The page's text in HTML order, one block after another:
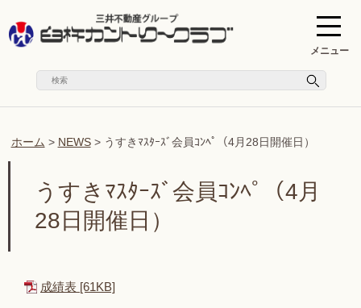
メニュー
ホーム > NEWS> うすきﾏｽﾀｰｽﾞ会員ｺﾝﾍﾟ（4月28日開催日）
うすきﾏｽﾀｰｽﾞ会員ｺﾝﾍﾟ（4月
28日開催日）
成績表 [61KB]